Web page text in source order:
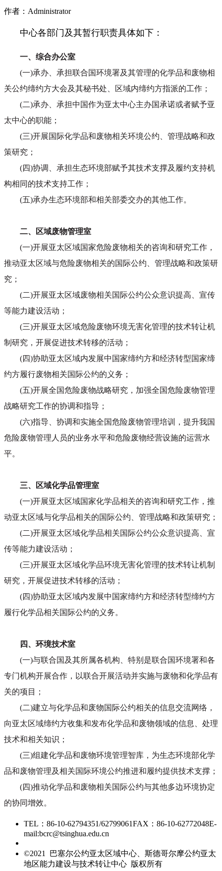
作者：Administrator
中心各部门及其暂行职责具体如下：
一、综合办公室
(一)承办、承担联合国环境署及其管理的化学品和废物相
关公约缔约方大会及其秘书处、区域内缔约方指派的工作；
(二)承办、承担中国作为亚太中心主办国承诺或者赋予亚
太中心的职能；
(三)开展国际化学品和废物相关环境公约、管理战略和政
策研究；
(四)协调、承担生态环境部赋予其技术支撑及履约支持机
构相同的技术支持工作；
(五)承办生态环境部和相关部委交办的其他工作。
二、区域废物管理室
(一)开展亚太区域国家危险废物相关的咨询和研究工作，
推动亚太区域与危险废物相关的国际公约、管理战略和政策研
究；
(二)开展亚太区域废物相关国际公约公众意识提高、宣传
等能力建设活动；
(三)开展亚太区域危险废物环境无害化管理的技术转让机
制研究，开展促进技术转移的活动；
(四)协助亚太区域内发展中国家缔约方和经济转型国家缔
约方履行废物相关国际公约的义务；
(五)开展全国危险废物战略研究，加强全国危险废物管理
战略研究工作的协调和指导；
(六)指导、协调和实施全国危险废物管理培训，提升我国
危险废物管理人员的业务水平和危险废物经营设施的运营水
平。
三、区域化学品管理室
(一)开展亚太区域国家化学品相关的咨询和研究工作，推
动亚太区域与化学品相关的国际公约、管理战略和政策研究；
(二)开展亚太区域化学品相关国际公约公众意识提高、宣
传等能力建设活动；
(三)开展亚太区域化学品环境无害化管理的技术转让机制
研究，开展促进技术转移的活动；
(四)协助亚太区域内发展中国家缔约方和经济转型缔约方
履行化学品相关国际公约的义务。
四、环境技术室
(一)与联合国及其所属各机构、特别是联合国环境署和各
专门机构开展合作，以联合开展活动并实施与废物和化学品有
关的项目；
(二)建立与化学品和废物国际公约相关的信息交流网络，
向亚太区域缔约方收集和发布化学品和废物领域的信息、处理
技术和相关知识；
(三)组建化学品和废物环境管理智库，为生态环境部化学
品和废物管理及相关国际环境公约推进和履约提供技术支撑；
(四)推动化学品和废物相关国际公约与其他多边环境协定
的协同增效。
TEL：86-10-62794351/62799061FAX：86-10-62772048E-
mail:bcrc@tsinghua.edu.cn
©2021 巴塞尔公约亚太区域中心、斯德哥尔摩公约亚太
地区能力建设与技术转让中心 版权所有